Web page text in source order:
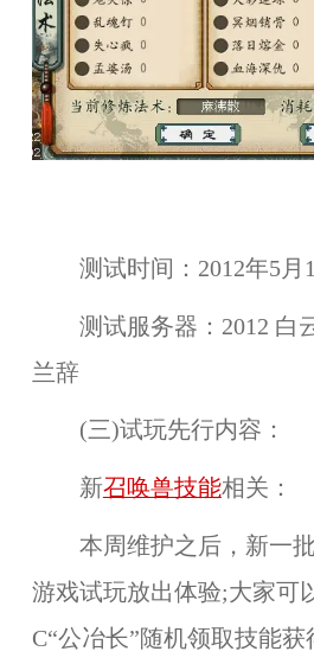
测试时间： 2012年5月
测试服务器： 2012 白
兰辞
(三)试玩先行内容：
新召唤兽技能相关：
本周维护之后，新一批
游戏试玩放出体验;大家可
C“公冶长”随机领取技能